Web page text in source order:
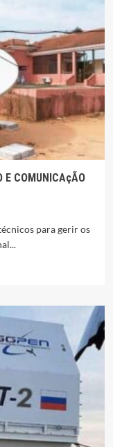
E COMUNICAçÃO
para gerir os